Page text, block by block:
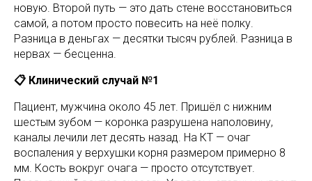
новую. Второй путь — это дать стене восстановиться
самой, а потом просто повесить на неё полку.
Разница в деньгах — десятки тысяч рублей. Разница в
нервах — бесценна.
📋 Клинический случай №1
Пациент, мужчина около 45 лет. Пришёл с нижним
шестым зубом — коронка разрушена наполовину,
каналы лечили лет десять назад. На КТ — очаг
воспаления у верхушки корня размером примерно 8
мм. Кость вокруг очага — просто отсутствует.